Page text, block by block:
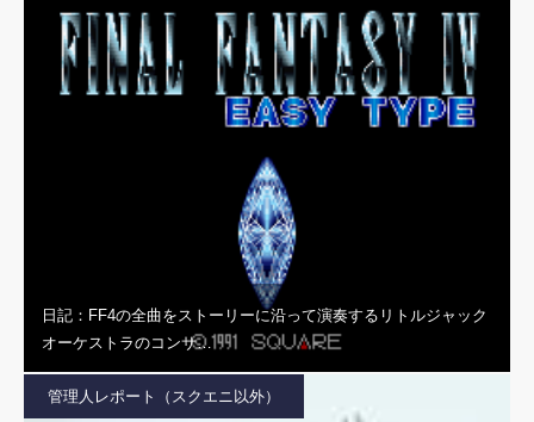
日記：FF4の全曲をストーリーに沿って演奏するリトルジャック
オーケストラのコンサ…
管理人レポート（スクエニ以外）